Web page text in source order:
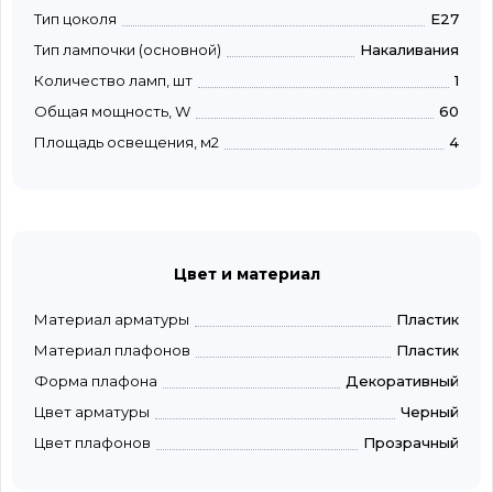
Тип цоколя
E27
Тип лампочки (основной)
Накаливания
Количество ламп, шт
1
Общая мощность, W
60
Площадь освещения, м2
4
Цвет и материал
Материал арматуры
Пластик
Материал плафонов
Пластик
Форма плафона
Декоративный
Цвет арматуры
Черный
Цвет плафонов
Прозрачный